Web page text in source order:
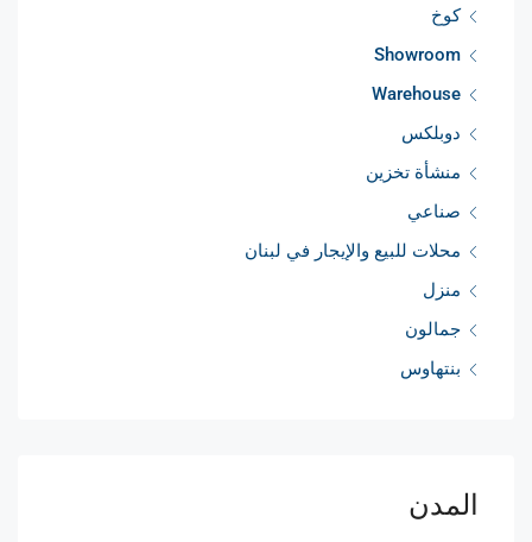
كوخ
Showroom
Warehouse
دوبلكس
منشأة تخزين
صناعي
محلات للبيع والإيجار في لبنان
منزل
جمالون
بنتهاوس
المدن